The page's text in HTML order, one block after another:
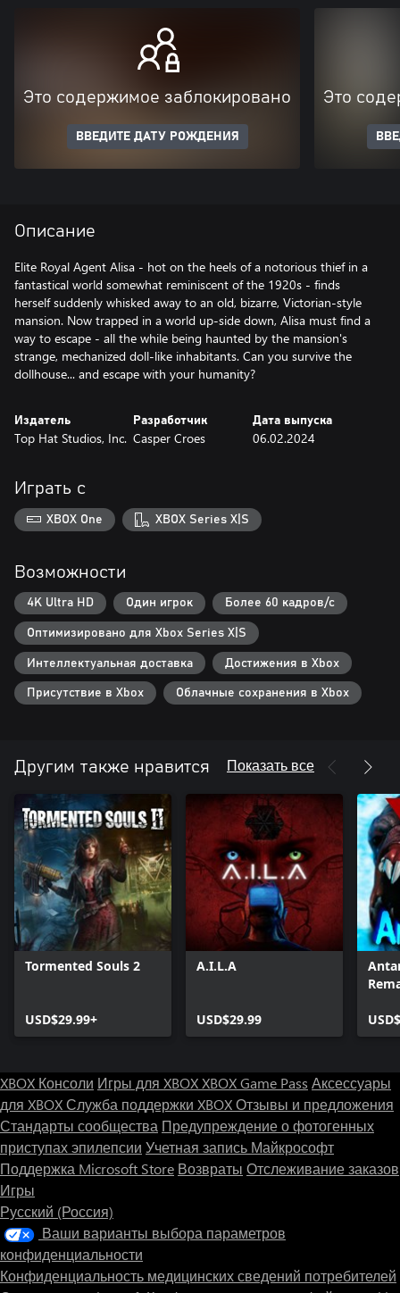
Это содержимое заблокировано
ВВЕДИТЕ ДАТУ РОЖДЕНИЯ
Это
Описание
Elite Royal Agent Alisa - hot on the heels of a notorious thief in a
fantastical world somewhat reminiscent of the 1920s - finds
herself suddenly whisked away to an old, bizarre, Victorian-style
mansion. Now trapped in a world up-side down, Alisa must find a
way to escape - all the while being haunted by the mansion's
strange, mechanized doll-like inhabitants. Can you survive the
dollhouse... and escape with your humanity?
Издатель
Top Hat Studios, Inc.
Разработчик
Casper Croes
Дата выпуска
06.02.2024
Играть с
XBOX One XBOX Series X|S
Возможности
4K Ultra HD Один игрок Более 60 кадров/с
Оптимизировано для Xbox Series X|S
Интеллектуальная доставка Достижения в Xbox
Присутствие в Xbox Облачные сохранения в Xbox
Другим также нравится Показать все
Tormented Souls 2
USD$29.99+
A.I.L.A
USD$29.99
XBOX Консоли Игры для XBOXXBOX Game Pass Аксессуары
для XBOXСлужба поддержки XBOXОтзывы и предложения
Стандарты сообщества Предупреждение о фотогенных
приступах эпилепсии Учетная запись Майкрософт
Поддержка Microsoft Store Возвраты Отслеживание заказов
Игры
Русский (Россия)
Ваши варианты выбора параметров
конфиденциальности
Конфиденциальность медицинских сведений потребителей